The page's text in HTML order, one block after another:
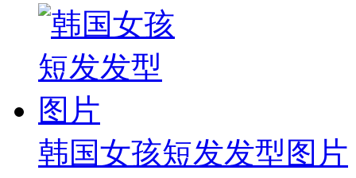
韩国女孩短发发型图片